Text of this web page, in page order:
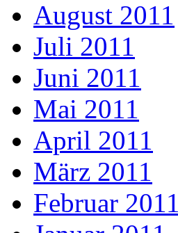
August 2011
Juli 2011
Juni 2011
Mai 2011
April 2011
März 2011
Februar 2011